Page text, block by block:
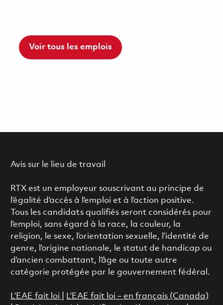
Voir tous les emplois
Avis sur le lieu de travail
RTX est un employeur souscrivant au principe de
l’égalité d’accès à l’emploi et à l’action positive.
Tous les candidats qualifiés seront considérés pour
l’emploi, sans égard à la race, la couleur, la
religion, le sexe, l’orientation sexuelle, l’identité de
genre, l’origine nationale, le statut de handicap ou
d’ancien combattant, l’âge ou toute autre
catégorie protégée par le gouvernement fédéral.
L’EAE fait loi
L’EAE fait loi – en français (Canada)